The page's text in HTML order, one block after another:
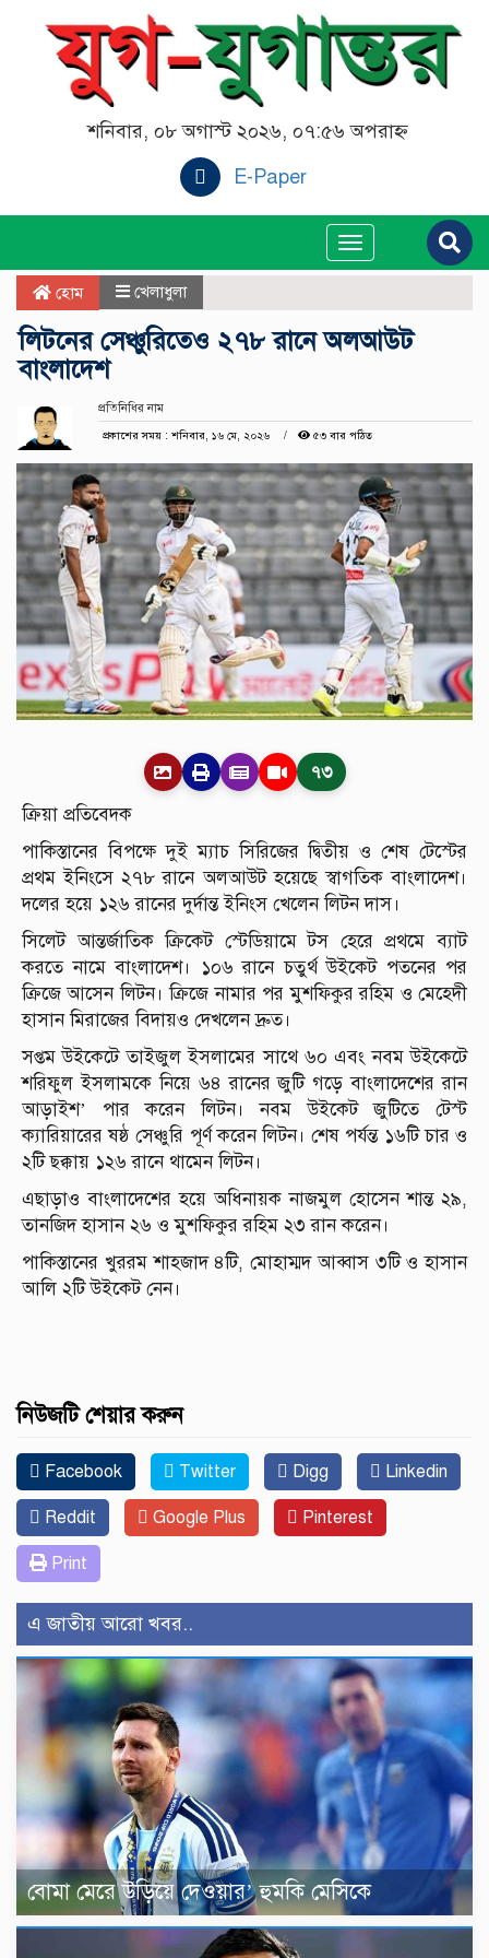
শনিবার, ০৮ অগাস্ট ২০২৬, ০৭:৫৬ অপরাহ্ন
E-Paper
Toggle
navigation
হোম খেলাধুলা
লিটনের সেঞ্চুরিতেও ২৭৮ রানে অলআউট
বাংলাদেশ
প্রতিনিধির নাম
প্রকাশের সময় : শনিবার, ১৬ মে, ২০২৬
৫৩ বার পঠিত
৭৩
ক্রিয়া প্রতিবেদক
পাকিস্তানের বিপক্ষে দুই ম্যাচ সিরিজের দ্বিতীয় ও শেষ টেস্টের
প্রথম ইনিংসে ২৭৮ রানে অলআউট হয়েছে স্বাগতিক বাংলাদেশ।
দলের হয়ে ১২৬ রানের দুর্দান্ত ইনিংস খেলেন লিটন দাস।
সিলেট আন্তর্জাতিক ক্রিকেট স্টেডিয়ামে টস হেরে প্রথমে ব্যাট
করতে নামে বাংলাদেশ। ১০৬ রানে চতুর্থ উইকেট পতনের পর
ক্রিজে আসেন লিটন। ক্রিজে নামার পর মুশফিকুর রহিম ও মেহেদী
হাসান মিরাজের বিদায়ও দেখলেন দ্রুত।
সপ্তম উইকেটে তাইজুল ইসলামের সাথে ৬০ এবং নবম উইকেটে
শরিফুল ইসলামকে নিয়ে ৬৪ রানের জুটি গড়ে বাংলাদেশের রান
আড়াইশ’ পার করেন লিটন। নবম উইকেট জুটিতে টেস্ট
ক্যারিয়ারের ষষ্ঠ সেঞ্চুরি পূর্ণ করেন লিটন। শেষ পর্যন্ত ১৬টি চার ও
২টি ছক্কায় ১২৬ রানে থামেন লিটন।
এছাড়াও বাংলাদেশের হয়ে অধিনায়ক নাজমুল হোসেন শান্ত ২৯,
তানজিদ হাসান ২৬ ও মুশফিকুর রহিম ২৩ রান করেন।
পাকিস্তানের খুররম শাহজাদ ৪টি, মোহাম্মদ আব্বাস ৩টি ও হাসান
আলি ২টি উইকেট নেন।
নিউজটি শেয়ার করুন
Facebook Twitter Digg Linkedin
Reddit Google Plus Pinterest
Print
এ জাতীয় আরো খবর..
বোমা মেরে উড়িয়ে দেওয়ার’ হুমকি মেসিকে